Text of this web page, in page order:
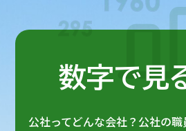
数字で見
公社ってどんな会社？公社の